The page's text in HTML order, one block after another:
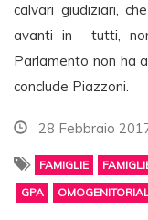
calvari giudiziari,
avanti in tutti,
Parlamento non ha
conclude Piazzoni.
28 Febbraio
FAMIGLIE
GPA